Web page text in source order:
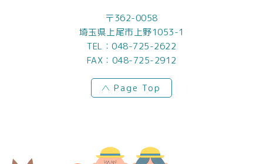
〒362-0058
埼玉県上尾市上野1053-1
TEL： 048-725-2622
FAX：048-725-2912
Page Top